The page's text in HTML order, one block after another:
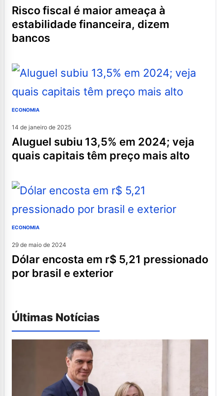
risco fiscal é maior ameaça à
estabilidade financeira, dizem
bancos
ECONOMIA
14 de janeiro de 2025
aluguel subiu 13,5% em 2024; veja
quais capitais têm preço mais alto
ECONOMIA
29 de maio de 2024
dólar encosta em r$ 5,21 pressionado
por brasil e exterior
Últimas Notícias